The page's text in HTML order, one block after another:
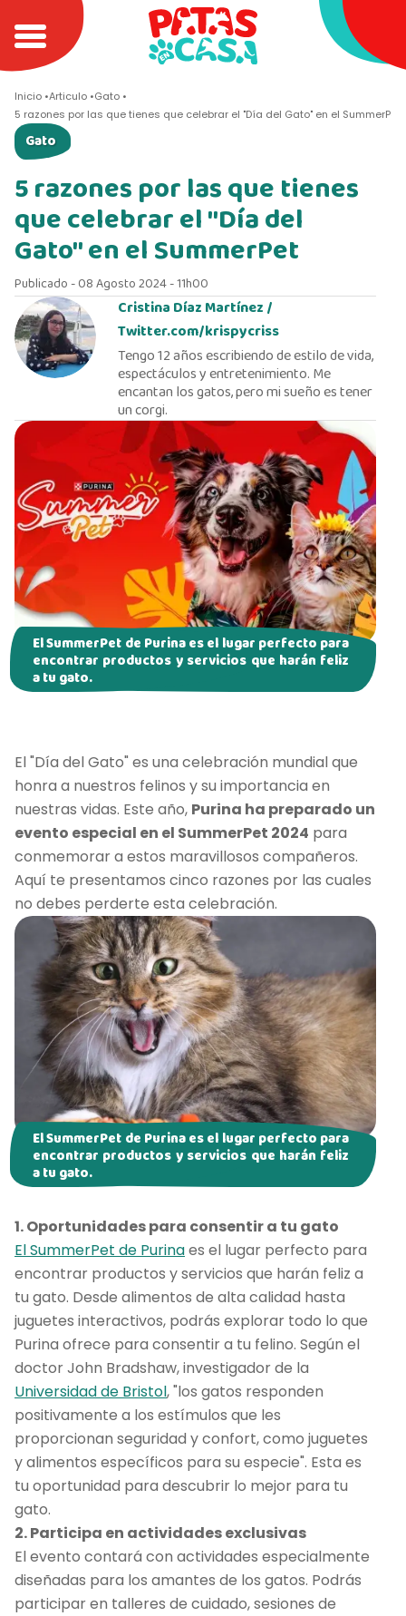
Inicio Articulo Gato
5 razones por las que tienes que celebrar el "Día del Gato" en el SummerPet
Gato
5 razones por las que tienes
que celebrar el "Día del
Gato" en el SummerPet
Publicado - 08 Agosto 2024 - 11h00
Cristina Díaz Martínez /
Twitter.com/krispycriss
Tengo 12 años escribiendo de estilo de vida,
espectáculos y entretenimiento. Me
encantan los gatos, pero mi sueño es tener
un corgi.
El SummerPet de Purina es el lugar perfecto para
encontrar productos y servicios que harán feliz
a tu gato.
El "Día del Gato" es una celebración mundial que
honra a nuestros felinos y su importancia en
nuestras vidas. Este año, Purina ha preparado un
evento especial en el SummerPet 2024 para
conmemorar a estos maravillosos compañeros.
Aquí te presentamos cinco razones por las cuales
no debes perderte esta celebración.
El SummerPet de Purina es el lugar perfecto para
encontrar productos y servicios que harán feliz
a tu gato.
1. Oportunidades para consentir a tu gato
El SummerPet de Purinaes el lugar perfecto para
encontrar productos y servicios que harán feliz a
tu gato. Desde alimentos de alta calidad hasta
juguetes interactivos, podrás explorar todo lo que
Purina ofrece para consentir a tu felino. Según el
doctor John Bradshaw, investigador de la
Universidad de Bristol, "los gatos responden
positivamente a los estímulos que les
proporcionan seguridad y confort, como juguetes
y alimentos específicos para su especie". Esta es
tu oportunidad para descubrir lo mejor para tu
gato.
2. Participa en actividades exclusivas
El evento contará con actividades especialmente
diseñadas para los amantes de los gatos. Podrás
participar en talleres de cuidado, sesiones de